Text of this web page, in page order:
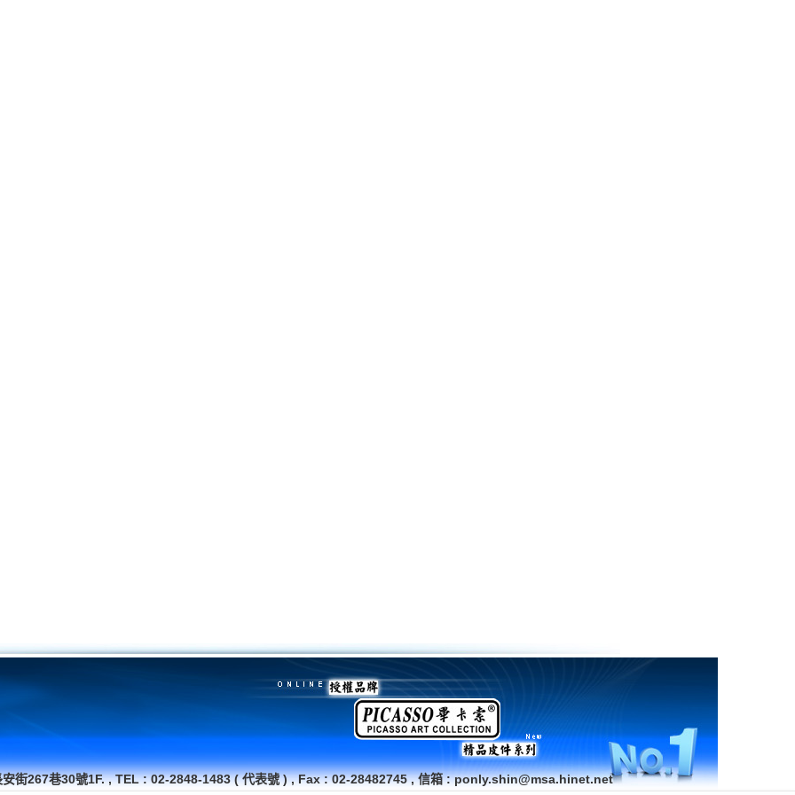
安街267巷30號1F. , TEL : 02-2848-1483 ( 代表號 ) , Fax : 02-28482745 , 信箱 : ponly.shin@msa.hinet.net